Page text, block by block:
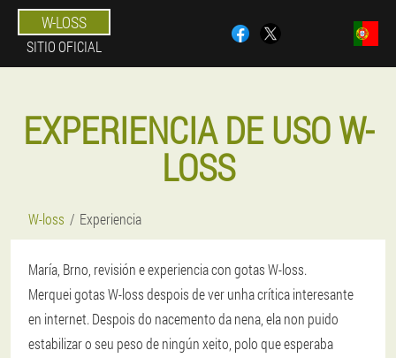
W-LOSS
SITIO OFICIAL
EXPERIENCIA DE USO W-
LOSS
W-loss Experiencia
María, Brno, revisión e experiencia con gotas W-loss.
Merquei gotas W-loss despois de ver unha crítica interesante
en internet. Despois do nacemento da nena, ela non puido
estabilizar o seu peso de ningún xeito, polo que esperaba